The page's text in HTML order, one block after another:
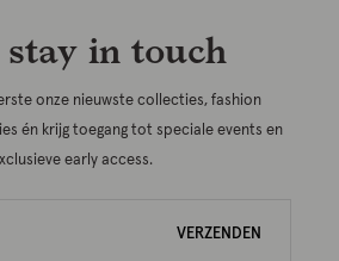
stay in touch
onze nieuwste collecties, fashion
én krijg toegang tot speciale events en
early access.
VERZENDEN